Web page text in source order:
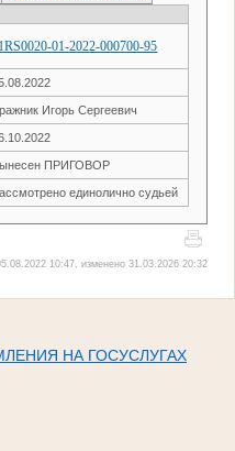
01-2022-000700-95
Игорь Сергеевич
ПРИГОВОР
единолично судьей
10:47, изменено 31.03.2026 20:32
НА ГОСУСЛУГАХ